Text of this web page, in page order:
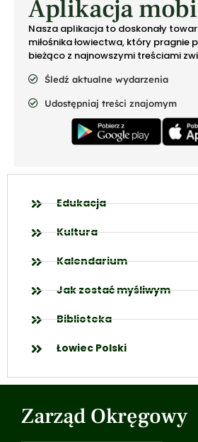
Aplikacja
Nasza aplikacja to doskonały
miłośnika łowiectwa, który pragnie
bieżąco z najnowszymi treściami
Śledź aktualne wydarzenia
Udostępniaj treści znajomym
Edukacja
Kultura
Kalendarium
Jak zostać myśliwym
Biblioteka
Łowiec Polski
Zarząd Okręgowy